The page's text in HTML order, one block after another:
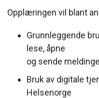
Opplæringen vil blant
Grunnleggende
lese, åpne
og sende
Bruk av digitale
Helsenorge